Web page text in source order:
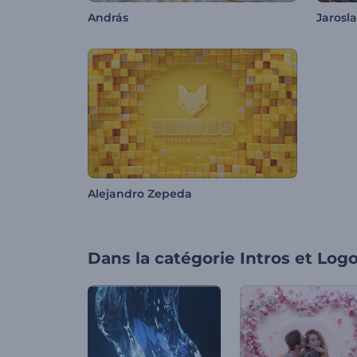
András
Alejandro Zepeda
Dans la catégorie Intros et